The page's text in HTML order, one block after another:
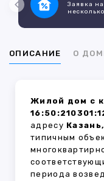
Заявка
ОПИСАНИЕ О
Жилой дом с
адресу
типичным
периода